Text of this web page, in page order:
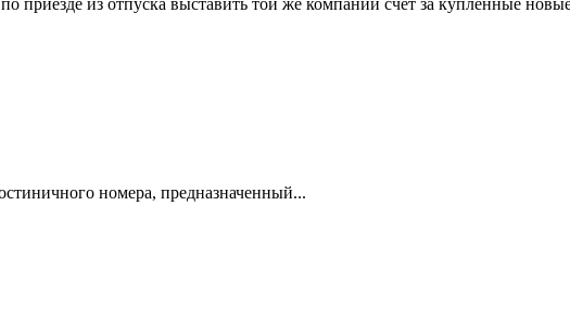
приезде из отпуска выставить той же компании счет за купленные
номера, предназначенный...